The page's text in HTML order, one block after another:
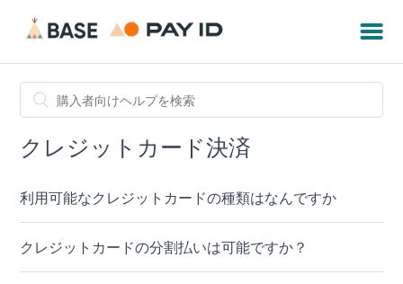
クレジットカード決済
利用可能なクレジットカードの種類はなんですか
クレジットカードの分割払いは可能ですか？